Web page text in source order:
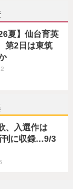
夏】仙台育英
第2日は東筑
、入選作は
刊に収録…9/3